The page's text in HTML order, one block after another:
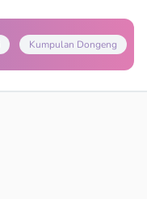
Kumpulan Dongeng